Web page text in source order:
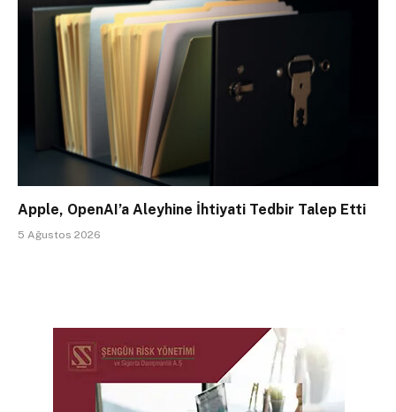
Apple, OpenAI’a Aleyhine İhtiyati Tedbir Talep Etti
5 Ağustos 2026